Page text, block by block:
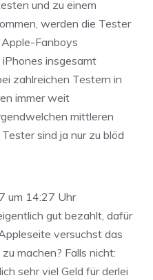
und zu einem
werden die Tester
Fanboys
insgesamt
zahlreichen Testern in
immer weit
mittleren
sind ja nur zu blöd
um 14:27 Uhr
gut bezahlt, dafür
versuchst das
machen? Falls nicht:
sehr viel Geld für derlei